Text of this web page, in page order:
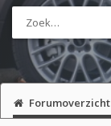
Forumoverzicht